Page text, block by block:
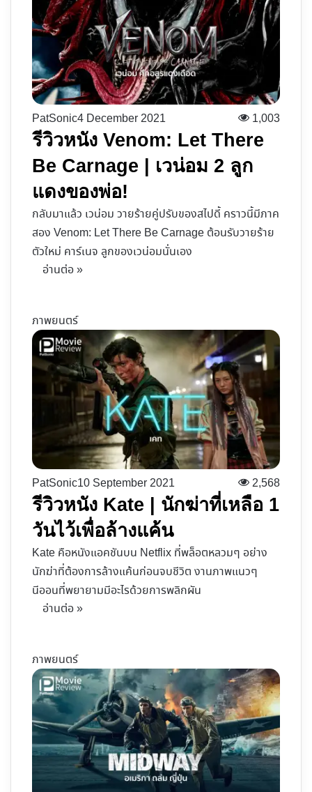
PatSonic4 December 2021 1,003
รีวิวหนัง Venom: Let There
Be Carnage | เวน่อม 2 ลูก
แดงของพ่อ!
กลับมาแล้ว เวน่อม วายร้ายคู่ปรับของสไปดี้ คราวนี้มีภาค
สอง Venom: Let There Be Carnage ต้อนรับวายร้าย
ตัวใหม่ คาร์เนจ ลูกของเวน่อมนั่นเอง
อ่านต่อ »
ภาพยนตร์
PatSonic10 September 2021 2,568
รีวิวหนัง Kate | นักฆ่าที่เหลือ 1
วันไว้เพื่อล้างแค้น
Kate คือหนังแอคชันบน Netflix ที่พล็อตหลวมๆ อย่าง
นักฆ่าที่ต้องการล้างแค้นก่อนจบชีวิต งานภาพแนวๆ
นีออนที่พยายามมีอะไรด้วยการพลิกผัน
อ่านต่อ »
ภาพยนตร์